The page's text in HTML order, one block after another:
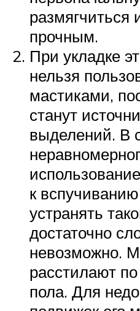
размягчиться
прочным.
При укладке
нельзя
мастиками,
станут
выделений. В
к
устранять
достаточно
невозможно.
расстилают
пола. Для